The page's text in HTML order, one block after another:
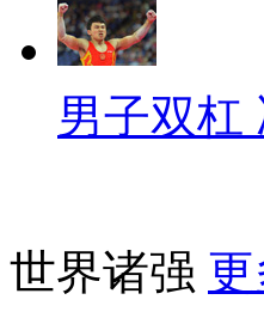
男子双杠
世界诸强 更